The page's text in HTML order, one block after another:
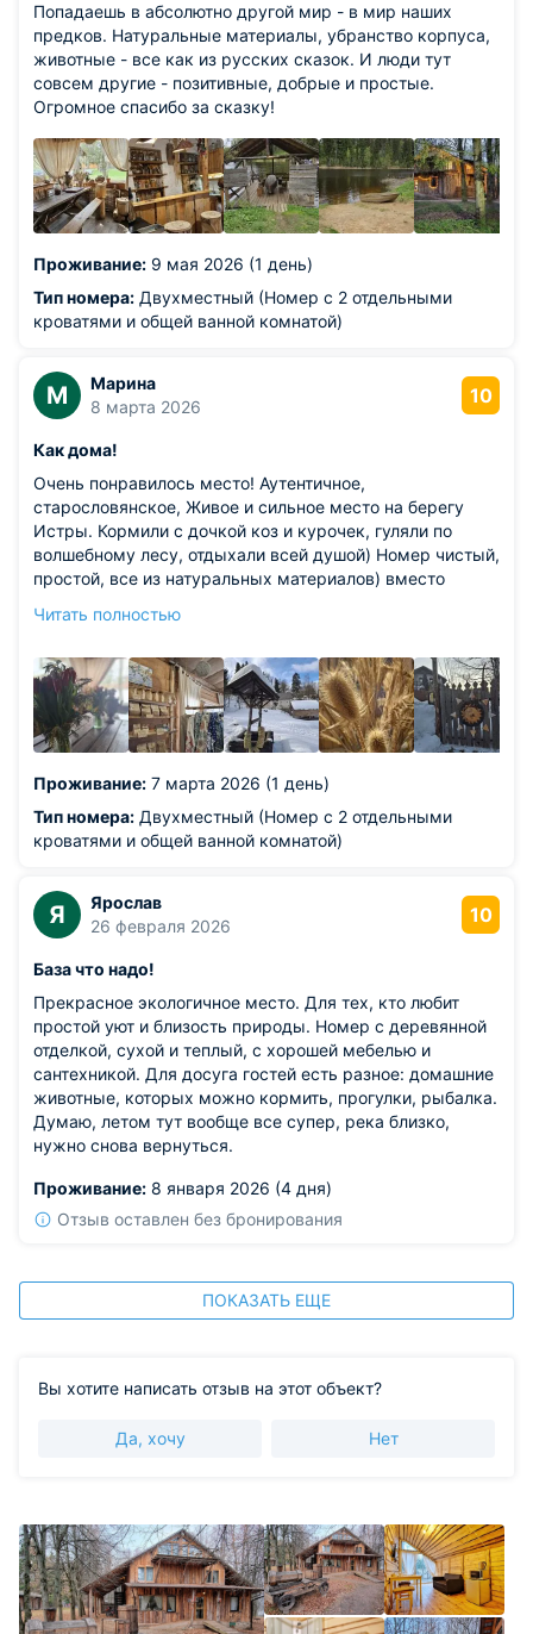
Попадаешь в абсолютно другой мир - в мир наших
предков. Натуральные материалы, убранство корпуса,
животные - все как из русских сказок. И люди тут
совсем другие - позитивные, добрые и простые.
Огромное спасибо за сказку!
Проживание: 9 мая 2026 (1 день)
Тип номера: Двухместный (Номер с 2 отдельными
кроватями и общей ванной комнатой)
М
Марина
8 марта 2026
10
Как дома!
Очень понравилось место! Аутентичное,
старословянское, Живое и сильное место на берегу
Истры. Кормили с дочкой коз и курочек, гуляли по
волшебному лесу, отдыхали всей душой) Номер чистый,
простой, все из натуральных материалов) вместо
лишнего..
от места, также можно доставку заказать)
Читать полностью
Проживание: 7 марта 2026 (1 день)
Тип номера: Двухместный (Номер с 2 отдельными
кроватями и общей ванной комнатой)
Я
Ярослав
26 февраля 2026
10
База что надо!
Прекрасное экологичное место. Для тех, кто любит
простой уют и близость природы. Номер с деревянной
отделкой, сухой и теплый, с хорошей мебелью и
сантехникой. Для досуга гостей есть разное: домашние
животные, которых можно кормить, прогулки, рыбалка.
Думаю, летом тут вообще все супер, река близко,
нужно снова вернуться.
Проживание: 8 января 2026 (4 дня)
Отзыв оставлен без бронирования
ПОКАЗАТЬ ЕЩЕ
Вы хотите написать отзыв на этот объект?
Да, хочу Нет